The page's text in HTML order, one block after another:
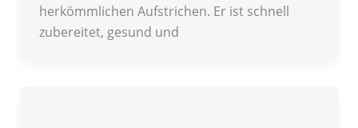
herkömmlichen Aufstrichen. Er ist schnell
zubereitet, gesund und